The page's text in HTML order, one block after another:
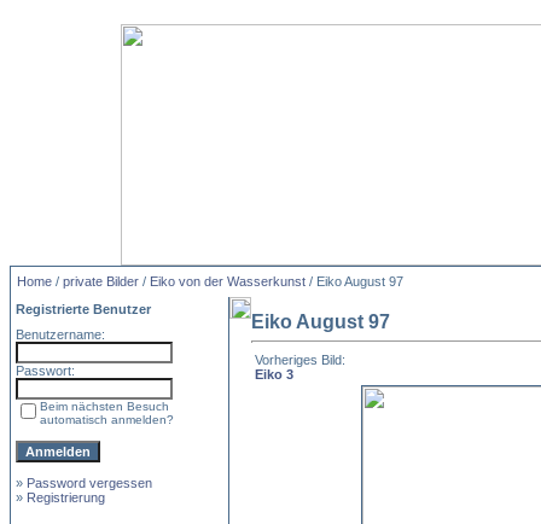
Home / private Bilder / Eiko von der Wasserkunst / Eiko August 97
Registrierte Benutzer
Benutzername:
Passwort:
Beim nächsten Besuch
automatisch anmelden?
» Password vergessen
» Registrierung
Eiko August 97
Vorheriges Bild:
Eiko 3